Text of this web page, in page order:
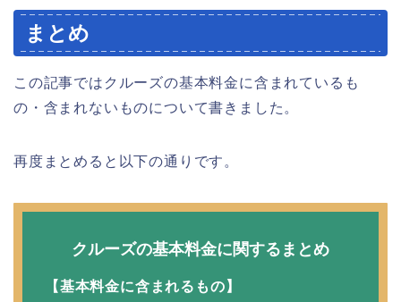
まとめ
この記事ではクルーズの基本料金に含まれているも
の・含まれないものについて書きました。
再度まとめると以下の通りです。
クルーズの基本料金に関するまとめ
【基本料金に含まれるもの】